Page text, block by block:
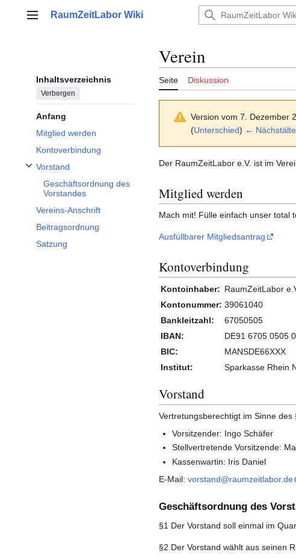
Hauptmenü
RaumZeitLabor Wiki
Inhaltsverzeichnis
Verbergen
Anfang
Mitglied werden
Kontoverbindung
Vorstand
Unterabschnitt Vorstand umschalten
Geschäftsordnung des
Vorstandes
Vereins-Anschrift
Beitragsordnung
Satzung
Verein
Seite Diskussion
Version vom 7. Dezember
(Unterschied) ←
Der RaumZeitLabor e.V. ist im
Mitglied werden
Mach mit! Fülle einfach unser total
Ausfüllbarer Mitgliedsantrag
Kontoverbindung
Kontoinhaber: RaumZeitLabor
Kontonummer: 39061040
Bankleitzahl:
67050505
IBAN:
DE91 6705 0505
BIC:
MANSDE66XXX
Institut:
Sparkasse Rhein
Vorstand
Vertretungsberechtigt im Sinne des
Vorsitzender: Ingo Schäfer
Stellvertretende Vorsitzende:
Kassenwartin: Iris Daniel
E-Mail: vorstand@raumzeitlabor.de
Geschäftsordnung des
§1 Der Vorstand soll einmal im
§2 Der Vorstand wählt aus seinen